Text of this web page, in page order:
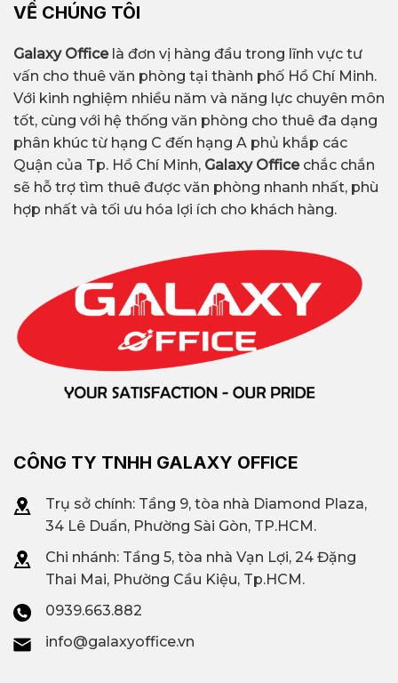
VỀ CHÚNG TÔI
Galaxy Officelà đơn vị hàng đầu trong lĩnh vực tư
vấn cho thuê văn phòng tại thành phố Hồ Chí Minh.
Với kinh nghiệm nhiều năm và năng lực chuyên môn
tốt, cùng với hệ thống văn phòng cho thuê đa dạng
phân khúc từ hạng C đến hạng A phủ khắp các
Quận của Tp. Hồ Chí Minh, Galaxy Office chắc chắn
sẽ hỗ trợ tìm thuê được văn phòng nhanh nhất, phù
hợp nhất và tối ưu hóa lợi ích cho khách hàng.
CÔNG TY TNHH GALAXY OFFICE
Trụ sở chính: Tầng 9, tòa nhà Diamond Plaza,
34 Lê Duẩn, Phường Sài Gòn, TP.HCM.
Chi nhánh: Tầng 5, tòa nhà Vạn Lợi, 24 Đặng
Thai Mai, Phường Cầu Kiệu, Tp.HCM.
0939.663.882
info@galaxyoffice.vn